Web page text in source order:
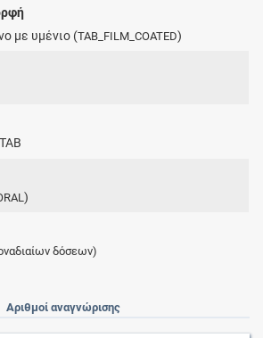
με υμένιο (TAB_FILM_COATED)
)
δόσεων)
Αριθμοί αναγνώρισης